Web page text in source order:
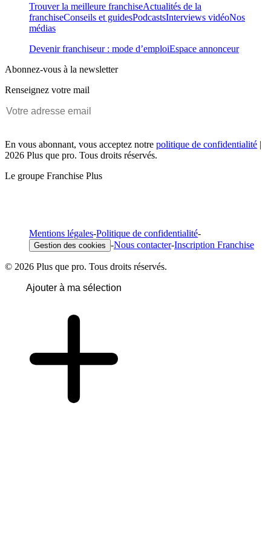
Trouver la meilleure franchiseActualités de la
franchiseConseils et guidesPodcastsInterviews vidéoNos
médias
Devenir franchiseur : mode d’emploiEspace annonceur
Abonnez-vous à la newsletter
Renseignez votre mail
En vous abonnant, vous acceptez notre politique de confidentialité |
2026 Plus que pro. Tous droits réservés.
Le groupe Franchise Plus
Mentions légales-Politique de confidentialité-
Gestion des cookies -Nous contacter-Inscription Franchise
© 2026 Plus que pro. Tous droits réservés.
Ajouter à ma sélection